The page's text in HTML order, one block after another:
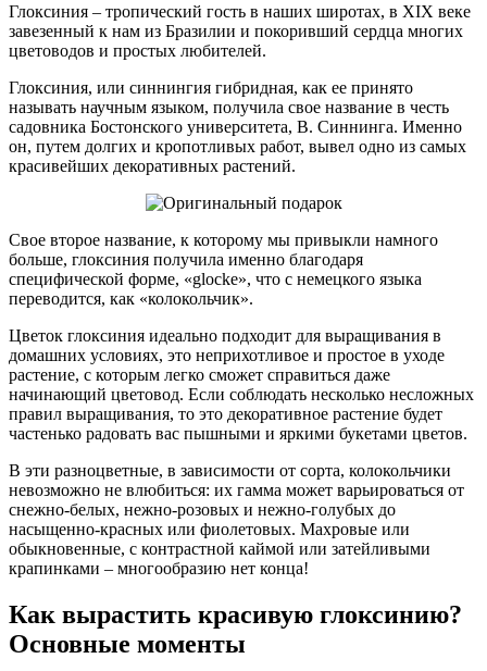
Глоксиния – тропический гость в наших широтах, в XIX веке
завезенный к нам из Бразилии и покоривший сердца многих
цветоводов и простых любителей.
Глоксиния, или синнингия гибридная, как ее принято
называть научным языком, получила свое название в честь
садовника Бостонского университета, В. Синнинга. Именно
он, путем долгих и кропотливых работ, вывел одно из самых
красивейших декоративных растений.
Свое второе название, к которому мы привыкли намного
больше, глоксиния получила именно благодаря
специфической форме, «glocke», что с немецкого языка
переводится, как «колокольчик».
Цветок глоксиния идеально подходит для выращивания в
домашних условиях, это неприхотливое и простое в уходе
растение, с которым легко сможет справиться даже
начинающий цветовод. Если соблюдать несколько несложных
правил выращивания, то это декоративное растение будет
частенько радовать вас пышными и яркими букетами цветов.
В эти разноцветные, в зависимости от сорта, колокольчики
невозможно не влюбиться: их гамма может варьироваться от
снежно-белых, нежно-розовых и нежно-голубых до
насыщенно-красных или фиолетовых. Махровые или
обыкновенные, с контрастной каймой или затейливыми
крапинками – многообразию нет конца!
Как вырастить красивую глоксинию?
Основные моменты